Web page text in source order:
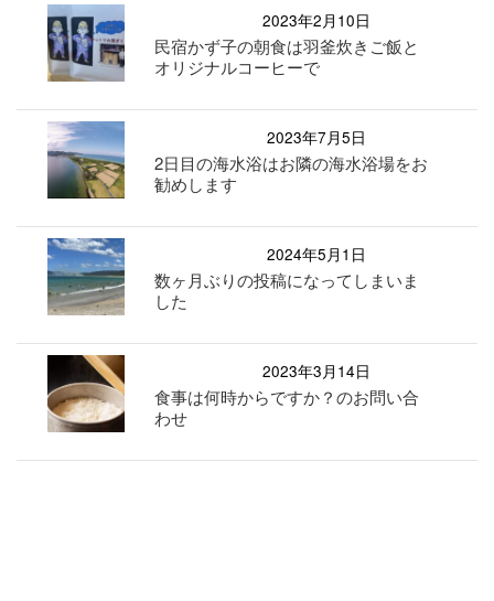
2023年2月10日
民宿かず子の朝食は羽釜炊きご飯と
オリジナルコーヒーで
2023年7月5日
2日目の海水浴はお隣の海水浴場をお
勧めします
2024年5月1日
数ヶ月ぶりの投稿になってしまいま
した
2023年3月14日
食事は何時からですか？のお問い合
わせ